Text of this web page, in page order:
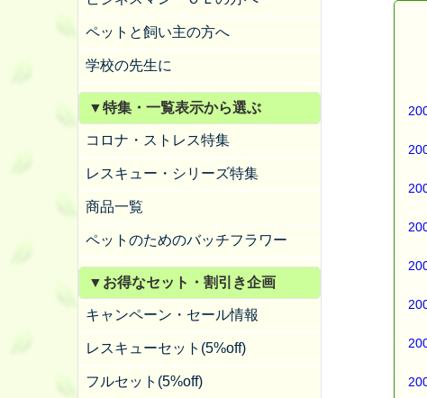
ペットと飼い主の方へ
学校の先生に
▼特集・一覧表示から選ぶ
コロナ・ストレス特集
レスキュー・シリーズ特集
商品一覧
ペットのためのバッチフラワー
▼お得なセット・割引き企画
キャンペーン・セール情報
レスキューセット(5%off)
フルセット(5%off)
ル
■
が
献
カ
ウ
な